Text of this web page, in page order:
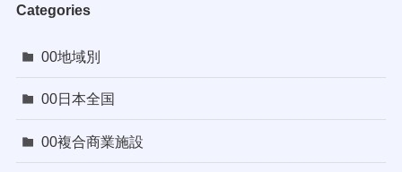
Categories
00地域別
00日本全国
00複合商業施設